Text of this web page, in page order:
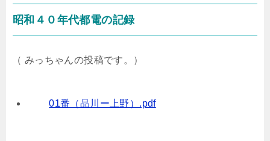
昭和４０年代都電の記録
（ みっちゃんの投稿です。）
01番（品川ー上野）.pdf